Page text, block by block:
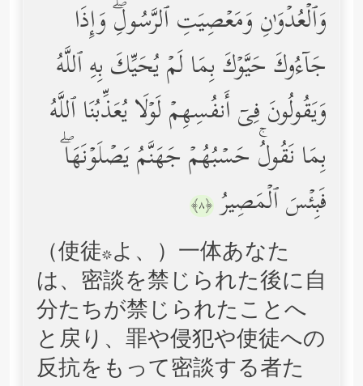
وَٱلۡعُدۡوَ ٰ⁠نِ وَمَعۡصِیَتِ ٱلرَّسُولِۖ وَإِذَا
جَاۤءُوكَ حَیَّوۡكَ بِمَا لَمۡ یُحَیِّكَ بِهِ ٱللَّهُ
وَیَقُولُونَ فِیۤ أَنفُسِهِمۡ لَوۡلَا یُعَذِّبُنَا ٱللَّهُ
بِمَا نَقُولُۚ حَسۡبُهُمۡ جَهَنَّمُ یَصۡلَوۡنَهَاۖ
فَبِئۡسَ ٱلۡمَصِیرُ ﴿٨﴾
（使徒*よ、）一体あなた
は、密談を禁じられた後に自
分たちが禁じられたことへ
と戻り、罪や侵犯や使徒への
反抗をもって密談する者た